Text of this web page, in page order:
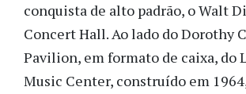
conquista de alto padrão, o Walt
Concert Hall. Ao lado do Dorothy
Pavilion, em formato de caixa, do
Music Center, construído em